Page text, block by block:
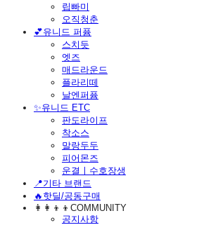
립빠미
오직청춘
💕유니드 퍼퓸
스치듯
엣즈
매드라운드
플라리떼
날엔퍼퓸
​✨유니드 ETC
판도라이프
착소스
말랑두두
피어몬즈
운결ㅣ수호장생
📍기타 브랜드
🔥핫딜/공동구매
👩‍👩‍👦‍👦COMMUNITY
공지사항